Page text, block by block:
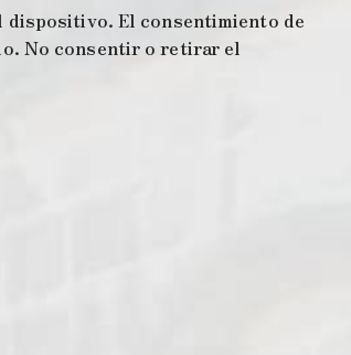
dispositivo. El consentimiento de
No consentir o retirar el